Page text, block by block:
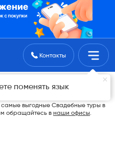
Поиск туровКонтакты
поменять язык
из Астаны в
выгодные Свадебные туры в
обращайтесь в наши офисы.